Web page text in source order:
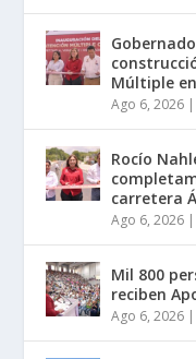
Múltiple
Ago 6, 2026
Rocío
carretera
Ago 6, 2026
Mil 800
reciben
Ago 6, 2026 |